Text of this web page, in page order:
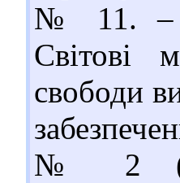
№ 11. –
Світові
свободи
№ 2